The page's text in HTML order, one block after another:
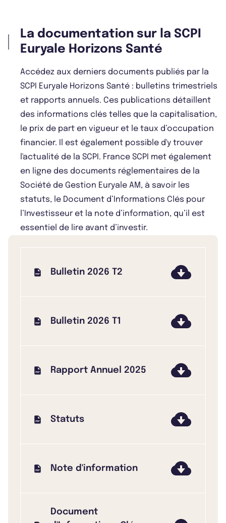
La documentation sur la SCPI
Euryale Horizons Santé
Accédez aux derniers documents publiés par la
SCPI Euryale Horizons Santé : bulletins trimestriels
et rapports annuels. Ces publications détaillent
des informations clés telles que la capitalisation,
le prix de part en vigueur et le taux d’occupation
financier. Il est également possible d'y trouver
l'actualité de la SCPI. France SCPI met également
en ligne des documents réglementaires de la
Société de Gestion Euryale AM, à savoir les
statuts, le Document d’Informations Clés pour
l’Investisseur et la note d’information, qu’il est
essentiel de lire avant d’investir.
Bulletin 2026 T2
Bulletin 2026 T1
Rapport Annuel 2025
Statuts
Note d'information
Document